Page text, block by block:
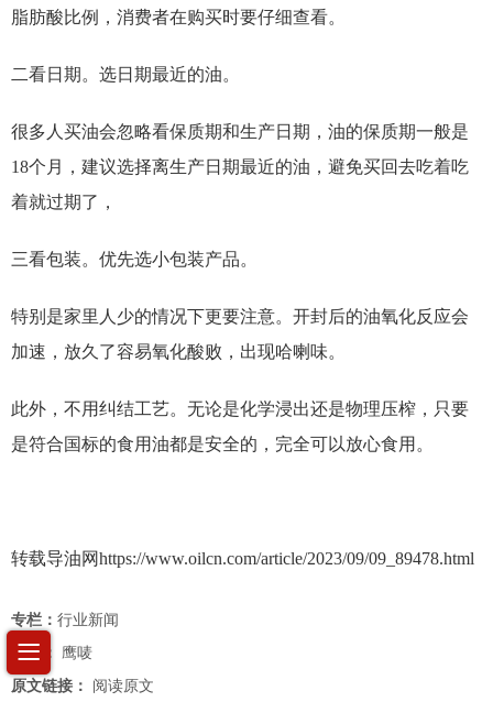
脂肪酸比例，消费者在购买时要仔细查看。
二看日期。选日期最近的油。
很多人买油会忽略看保质期和生产日期，油的保质期一般是
18个月，建议选择离生产日期最近的油，避免买回去吃着吃
着就过期了，
三看包装。优先选小包装产品。
特别是家里人少的情况下更要注意。开封后的油氧化反应会
加速，放久了容易氧化酸败，出现哈喇味。
此外，不用纠结工艺。无论是化学浸出还是物理压榨，只要
是符合国标的食用油都是安全的，完全可以放心食用。
转载导油网https://www.oilcn.com/article/2023/09/09_89478.html
专栏： 行业新闻
作者：
鹰唛
原文链接：
阅读原文